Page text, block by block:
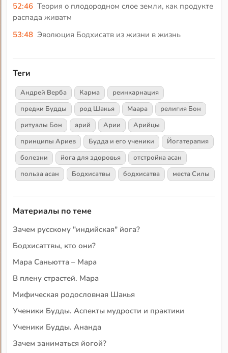
52:46 Теория о плодородном слое земли, как продукте
распада живатм
53:48 Эволюция Бодхисатв из жизни в жизнь
Теги
Андрей Верба Карма
реинкарнация
предки Будды
род Шакья Маара
религия Бон
ритуалы Бон
арий Арии
Арийцы
принципы Ариев
Будда и его ученики
Йогатерапия
болезни
йога для здоровья
отстройка асан
польза асан
Бодхисатвы бодхисатва места Силы
Материалы по теме
Зачем русскому "индийская" йога?
Бодхисаттвы, кто они?
Мара Саньютта – Мара
В плену страстей. Мара
Мифическая родословная Шакья
Ученики Будды. Аспекты мудрости и практики
Ученики Будды. Ананда
Зачем заниматься йогой?